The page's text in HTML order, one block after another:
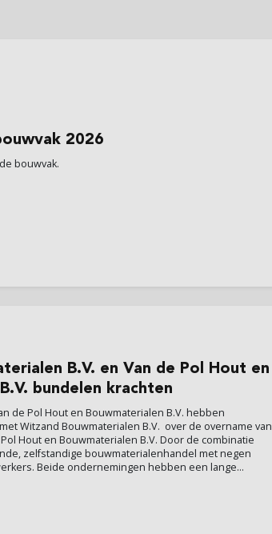
2026
bouwvak.
B.V. en Van de Pol Hout en
bundelen krachten
de Pol Hout en Bouwmaterialen B.V. hebben
Witzand Bouwmaterialen B.V. over de overname van
Hout en Bouwmaterialen B.V. Door de combinatie
zelfstandige bouwmaterialenhandel met negen
Beide ondernemingen hebben een lange...